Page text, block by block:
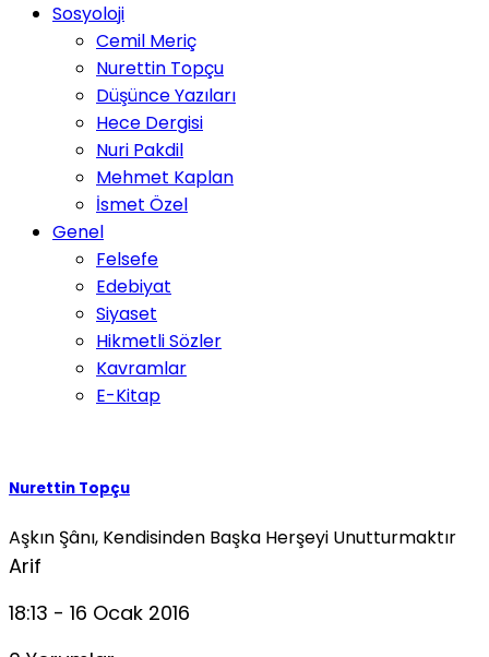
Sosyoloji
Cemil Meriç
Nurettin Topçu
Düşünce Yazıları
Hece Dergisi
Nuri Pakdil
Mehmet Kaplan
İsmet Özel
Genel
Felsefe
Edebiyat
Siyaset
Hikmetli Sözler
Kavramlar
E-Kitap
Nurettin Topçu
Aşkın Şânı, Kendisinden Başka Herşeyi Unutturmaktır
Arif
18:13 - 16 Ocak 2016